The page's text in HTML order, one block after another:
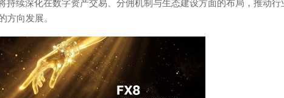
持续深化在数字资产交易、分佣机制与生态建设方面的布局，推动行
方向发展。